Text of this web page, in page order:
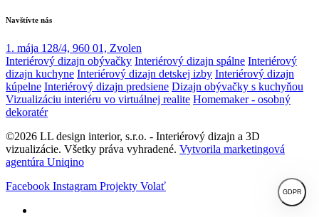
Navštívte nás
1. mája 128/4, 960 01, Zvolen
Interiérový dizajn obývačky Interiérový dizajn spálne Interiérový
dizajn kuchyne Interiérový dizajn detskej izby Interiérový dizajn
kúpelne Interiérový dizajn predsiene Dizajn obývačky s kuchyňou
Vizualizáciu interiéru vo virtuálnej realite Homemaker - osobný
dekoratér
©2026 LL design interior, s.r.o. - Interiérový dizajn a 3D
vizualizácie. Všetky práva vyhradené. Vytvorila marketingová
agentúra Uniqino
Facebook Instagram Projekty Volať GDPR